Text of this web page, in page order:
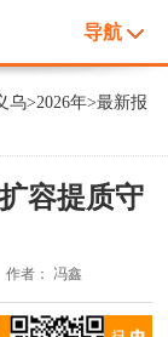
导航
乌>2026年>最新报
容提质守
作者：冯鑫